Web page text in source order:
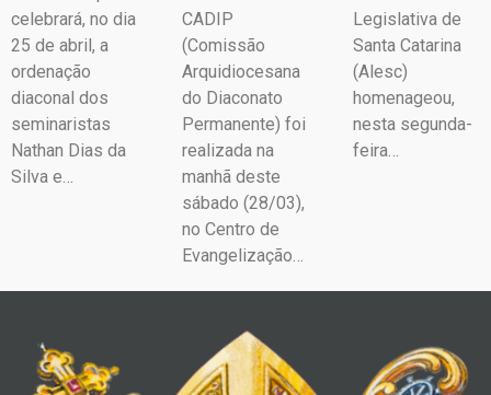
celebrará, no dia
25 de abril, a
ordenação
diaconal dos
seminaristas
Nathan Dias da
Silva e…
CADIP
(Comissão
Arquidiocesana
do Diaconato
Permanente) foi
realizada na
manhã deste
sábado (28/03),
no Centro de
Evangelização…
Legislativa de
Santa Catarina
(Alesc)
homenageou,
nesta segunda-
feira…